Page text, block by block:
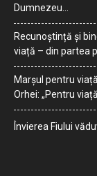
Dumnezeu…
Recunoștință și
viață – din partea
Marșul pentru
Orhei: „Pentru
Învierea Fiului